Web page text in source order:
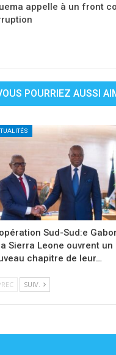
appelle à un front
POURRIEZ AUSSI
Sud-Sud:e
Sierra Leone ouvrent un
chapitre de leur…
SUIV.